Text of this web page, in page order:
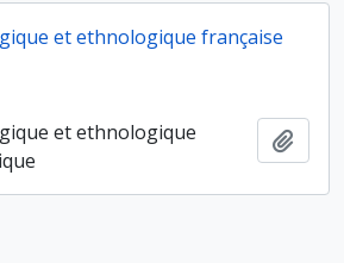
et ethnologique française
et ethnologique